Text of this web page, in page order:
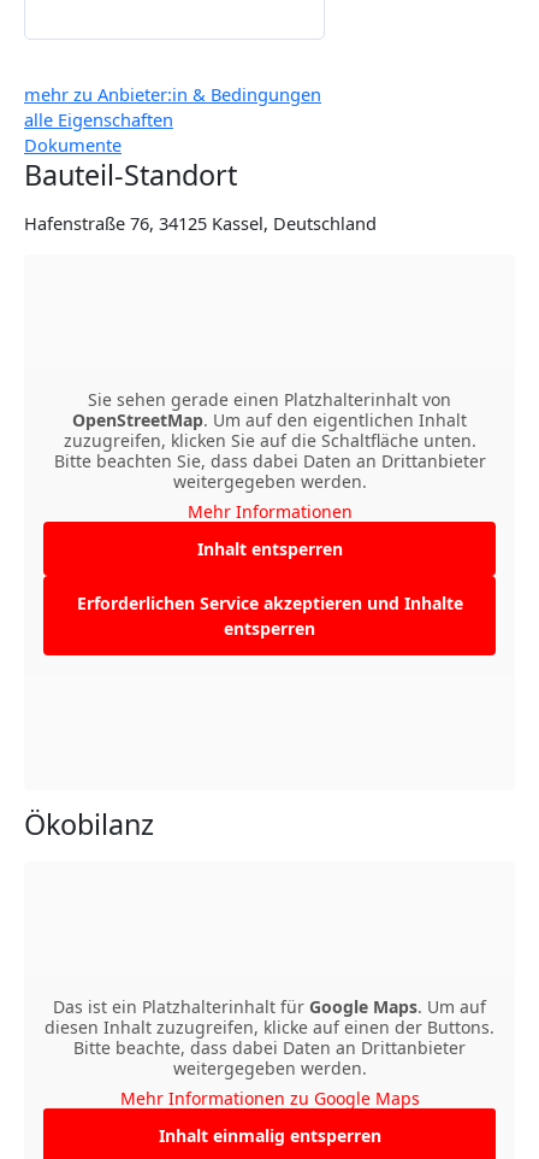
Menge
mehr zu Anbieter:in & Bedingungen
alle Eigenschaften
Dokumente
Bauteil-Standort
Hafenstraße 76, 34125 Kassel, Deutschland
Sie sehen gerade einen Platzhalterinhalt von
OpenStreetMap. Um auf den eigentlichen Inhalt
zuzugreifen, klicken Sie auf die Schaltfläche unten.
Bitte beachten Sie, dass dabei Daten an Drittanbieter
weitergegeben werden.
Mehr Informationen
Inhalt entsperren
Erforderlichen Service akzeptieren und Inhalte
entsperren
Ökobilanz
Das ist ein Platzhalterinhalt für Google Maps. Um auf
diesen Inhalt zuzugreifen, klicke auf einen der Buttons.
Bitte beachte, dass dabei Daten an Drittanbieter
weitergegeben werden.
Mehr Informationen zu Google Maps
Inhalt einmalig entsperren